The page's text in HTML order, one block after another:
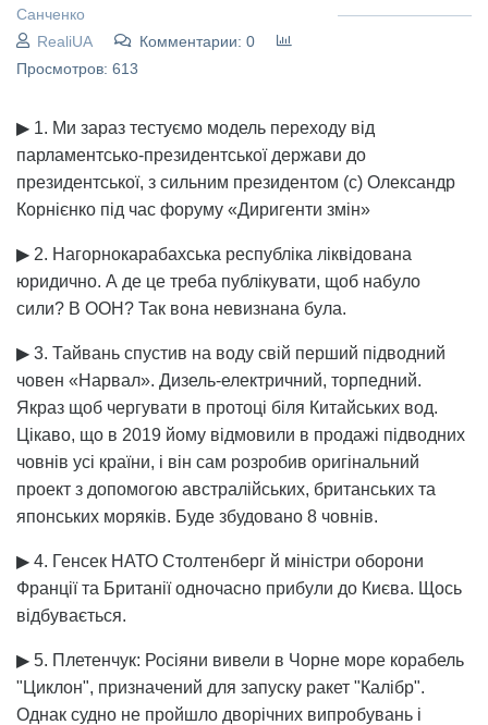
Санченко
RealiUA
Комментарии: 0
Просмотров: 613
▶ 1. Ми зараз тестуємо модель переходу від
парламентсько-президентської держави до
президентської, з сильним президентом (с) Олександр
Корнієнко під час форуму «Диригенти змін»
▶ 2. Нагорнокарабахська республіка ліквідована
юридично. А де це треба публікувати, щоб набуло
сили? В ООН? Так вона невизнана була.
▶ 3. Тайвань спустив на воду свій перший підводний
човен «Нарвал». Дизель-електричний, торпедний.
Якраз щоб чергувати в протоці біля Китайських вод.
Цікаво, що в 2019 йому відмовили в продажі підводних
човнів усі країни, і він сам розробив оригінальний
проект з допомогою австралійських, британських та
японських моряків. Буде збудовано 8 човнів.
▶ 4. Генсек НАТО Столтенберг й міністри оборони
Франції та Британії одночасно прибули до Києва. Щось
відбувається.
▶ 5. Плетенчук: Росіяни вивели в Чорне море корабель
"Циклон", призначений для запуску ракет "Калібр".
Однак судно не пройшло дворічних випробувань і